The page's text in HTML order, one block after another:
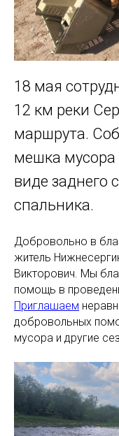
18 мая
12 км реки
маршрута.
мешка мусора
виде заднего
спальника.
Добровольно в
житель
Викторович. Мы
помощь в
Приглашаем
добровольных
мусора и другие